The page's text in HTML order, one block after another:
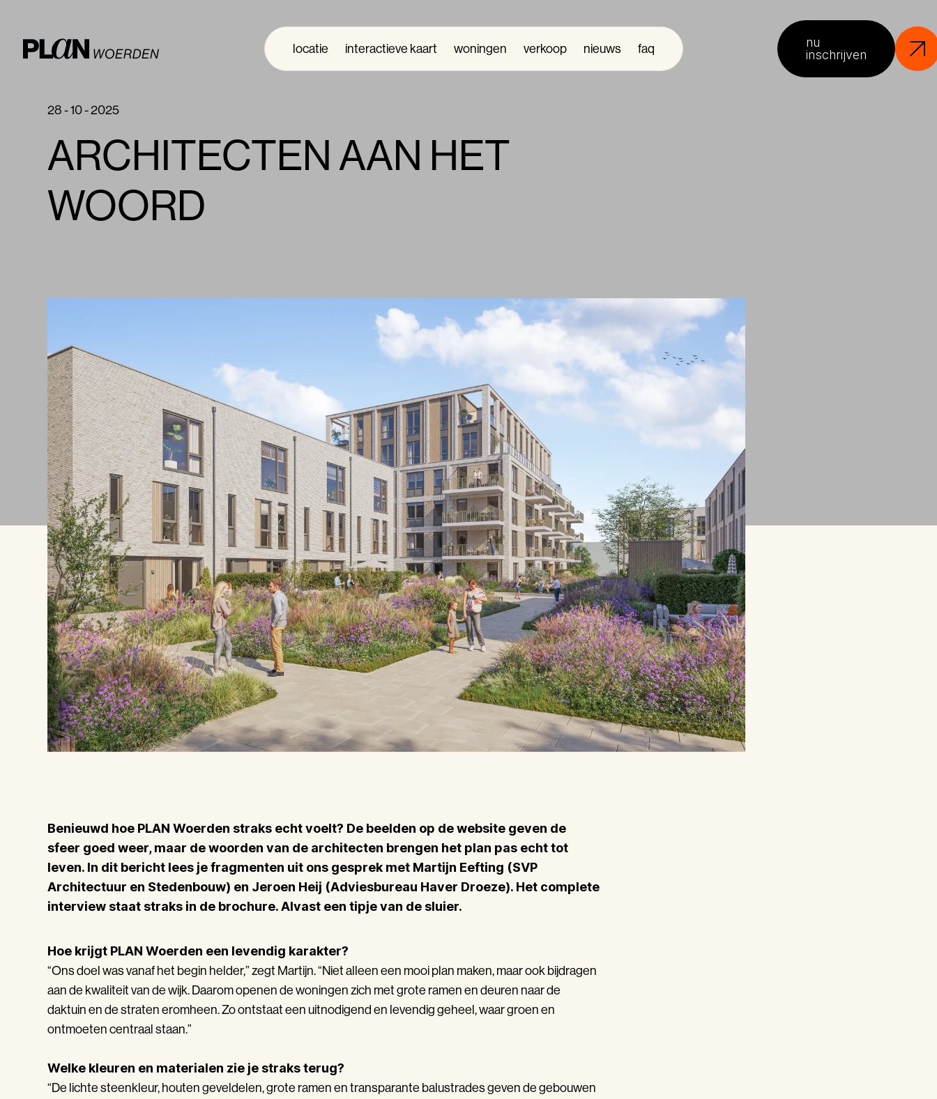
locatie interactieve kaart woningen verkoop nieuws faq
nu
inschrijven
28 - 10 - 2025
ARCHITECTEN AAN HET
WOORD
Benieuwd hoe PLAN Woerden straks echt voelt? De beelden op de website geven de
sfeer goed weer, maar de woorden van de architecten brengen het plan pas echt tot
leven. In dit bericht lees je fragmenten uit ons gesprek met Martijn Eefting (SVP
Architectuur en Stedenbouw) en Jeroen Heij (Adviesbureau Haver Droeze). Het complete
interview staat straks in de brochure. Alvast een tipje van de sluier.
Hoe krijgt PLAN Woerden een levendig karakter?
“Ons doel was vanaf het begin helder,” zegt Martijn. “Niet alleen een mooi plan maken, maar ook bijdragen
aan de kwaliteit van de wijk. Daarom openen de woningen zich met grote ramen en deuren naar de
daktuin en de straten eromheen. Zo ontstaat een uitnodigend en levendig geheel, waar groen en
ontmoeten centraal staan.”
Welke kleuren en materialen zie je straks terug?
“De lichte steenkleur, houten geveldelen, grote ramen en transparante balustrades geven de gebouwen